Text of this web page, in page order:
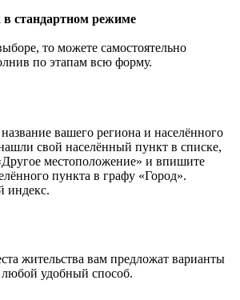
в стандартном режиме
то можете самостоятельно
по этапам всю форму.
вашего региона и населённого
свой населённый пункт в списке,
местоположение» и впишите
пункта в графу «Город».
индекс.
жительства вам предложат варианты
удобный способ.